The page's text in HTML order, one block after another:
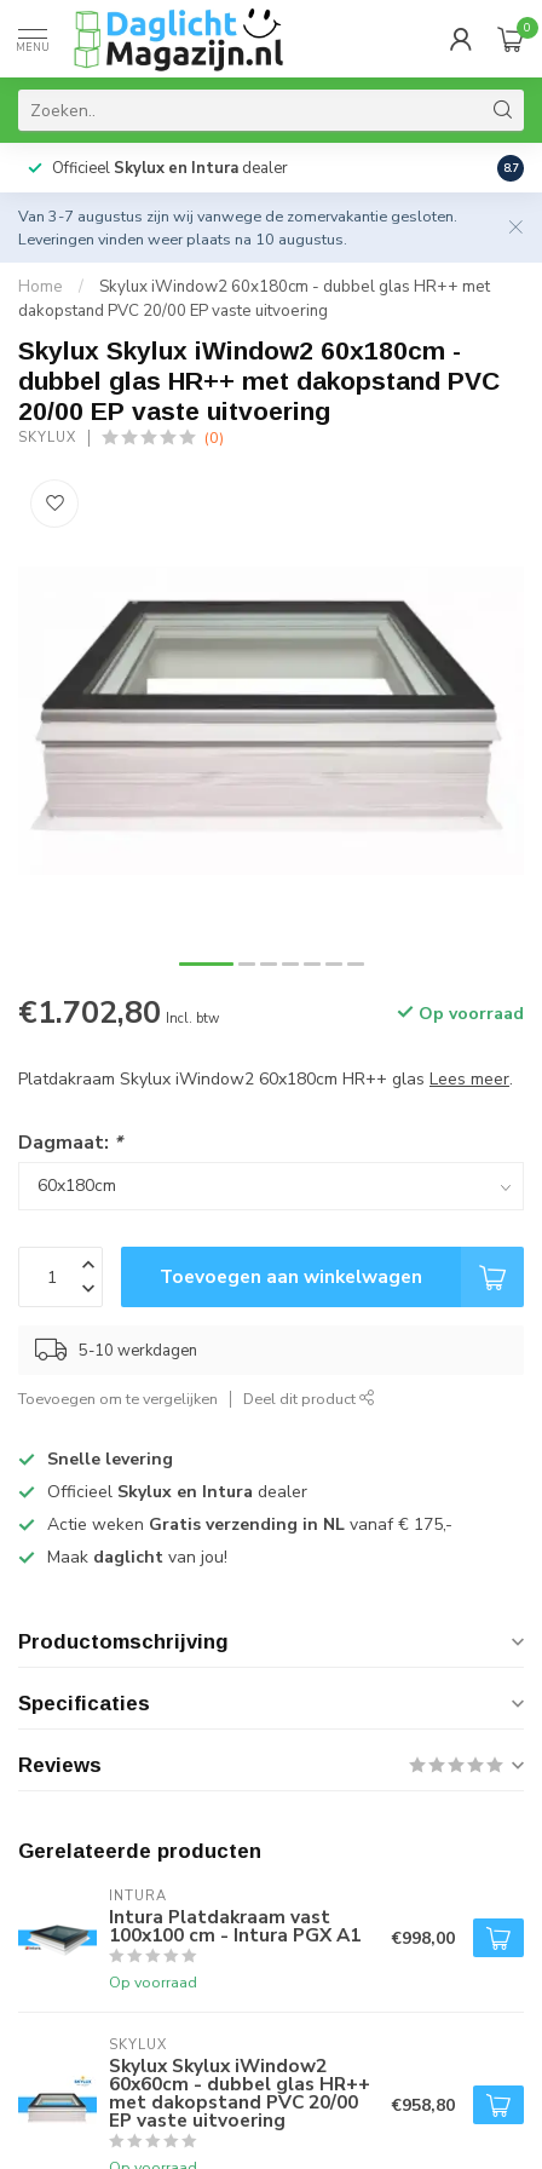
MENU
0
Officieel Skylux en Intura dealer 8.7
Van 3-7 augustus zijn wij vanwege de zomervakantie gesloten.
Leveringen vinden weer plaats na 10 augustus.
Home /
Skylux iWindow2 60x180cm - dubbel glas HR++ met
dakopstand PVC 20/00 EP vaste uitvoering
Skylux Skylux iWindow2 60x180cm -
dubbel glas HR++ met dakopstand PVC
20/00 EP vaste uitvoering
SKYLUX (0)
€1.702,80 Incl. btw Op voorraad
Platdakraam Skylux iWindow2 60x180cm HR++ glas Lees meer.
Dagmaat: *
Toevoegen aan winkelwagen
5-10 werkdagen
Toevoegen om te vergelijken Deel dit product
Snelle levering
Officieel Skylux en Intura dealer
Actie weken Gratis verzending in NL vanaf € 175,-
Maak daglicht van jou!
Productomschrijving
Specificaties
Reviews
Gerelateerde producten
INTURA
Intura Platdakraam vast
100x100 cm - Intura PGX A1
Op voorraad
€998,00
SKYLUX
Skylux Skylux iWindow2
60x60cm - dubbel glas HR++
met dakopstand PVC 20/00
EP vaste uitvoering
€958,80